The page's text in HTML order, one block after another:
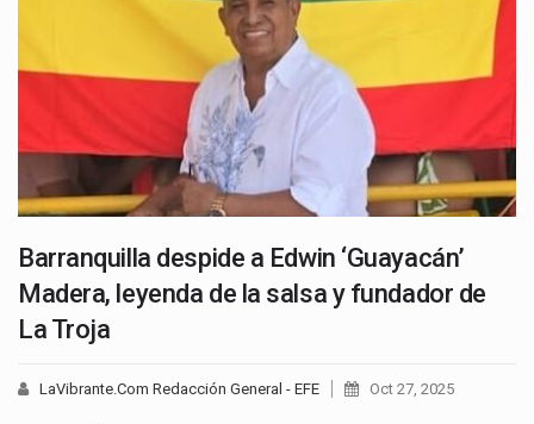
Barranquilla despide a Edwin ‘Guayacán’
Madera, leyenda de la salsa y fundador de
La Troja
LaVibrante.Com Redacción General - EFE Oct 27, 2025